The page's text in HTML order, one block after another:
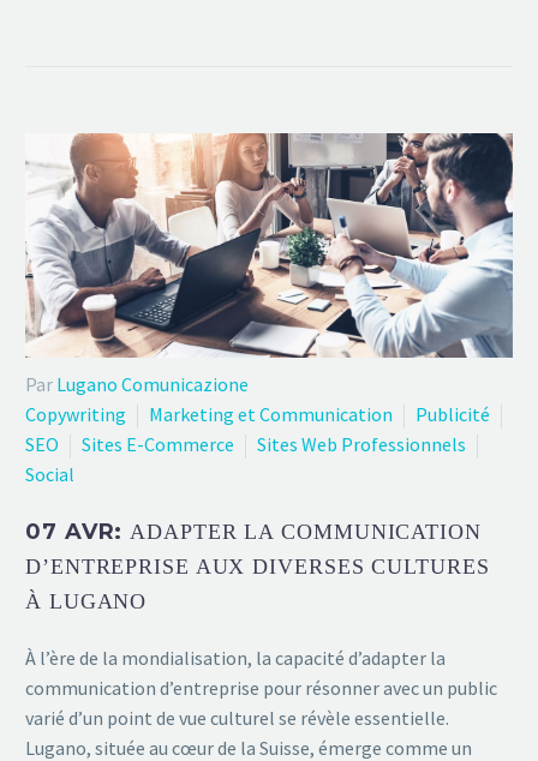
Par Lugano Comunicazione
Copywriting
Marketing et Communication
Publicité
SEO
Sites E-Commerce
Sites Web Professionnels
Social
07 AVR:ADAPTER LA COMMUNICATION
D’ENTREPRISE AUX DIVERSES CULTURES
À LUGANO
À l’ère de la mondialisation, la capacité d’adapter la
communication d’entreprise pour résonner avec un public
varié d’un point de vue culturel se révèle essentielle.
Lugano, située au cœur de la Suisse, émerge comme un